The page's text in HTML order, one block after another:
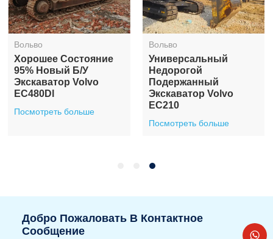
Вольво
Хорошее Состояние
95% Новый Б/у
Экскаватор Volvo
EC480Dl
Посмотреть больше
Вольво
Универсальный
Недорогой
Подержанный
Экскаватор Volvo
EC210
Посмотреть больше
Добро Пожаловать В Контактное
Сообщение